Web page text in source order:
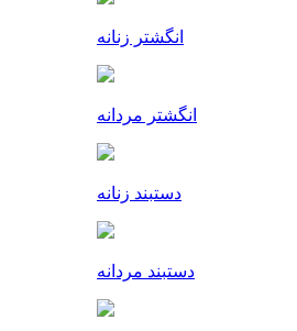
انگشتر زنانه
انگشتر مردانه
دستبند زنانه
دستبند مردانه